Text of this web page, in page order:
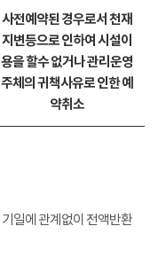
사전예약된 경우로서 천재
지변등으로 인하여 시설이
용을 할수 없거나 관리운영
주체의 귀책사유로 인한 예
약취소
기일에 관계없이 전액반환